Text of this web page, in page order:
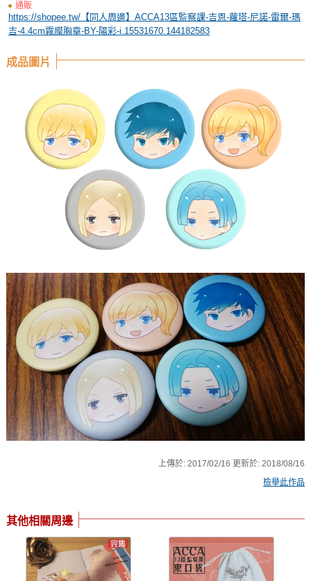
通販
https://shopee.tw/【同人周邊】ACCA13區監察課-吉恩-蘿塔-尼諾-雷爾-瑪
吉-4.4cm霧膜胸章-BY-陽彩-i.15531670.144182583
成品圖片
上傳於:2017/02/16 更新於:2018/08/16
檢舉此作品
其他相關周邊